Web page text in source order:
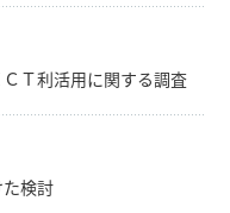
Ｔ利活用に関する調査
検討